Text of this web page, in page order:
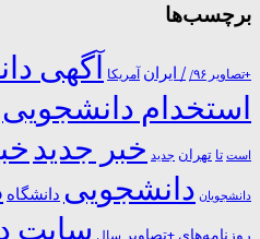
برچسب‌ها
+تصاویر ۹۶/ / ایران آمریکا آگهی
استخدام دانشجویی
است تا تهران جدید خبر جدید
دانشجویان دانشجویی دانشگاه
سایت